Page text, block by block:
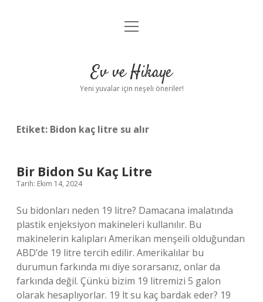
Anasayfa
Yasal Uyarı
menüyü
Ev ve Hikaye
Yeni yuvalar için neşeli öneriler!
Etiket: Bidon kaç litre su alır
Bir Bidon Su Kaç Litre
Tarih: Ekim 14, 2024
Su bidonları neden 19 litre? Damacana imalatında
plastik enjeksiyon makineleri kullanılır. Bu
makinelerin kalıpları Amerikan menşeili olduğundan
ABD’de 19 litre tercih edilir. Amerikalılar bu
durumun farkında mı diye sorarsanız, onlar da
farkında değil. Çünkü bizim 19 litremizi 5 galon
olarak hesaplıyorlar. 19 lt su kaç bardak eder? 19